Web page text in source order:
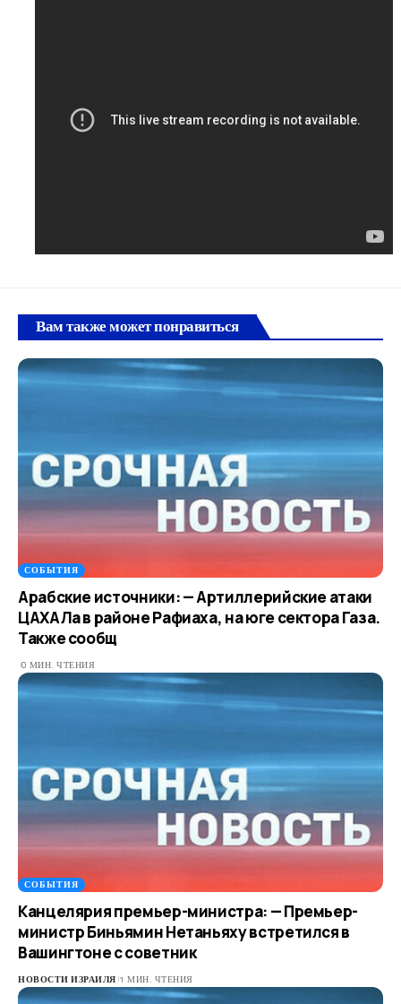
Вам также может понравиться
СОБЫТИЯ
Арабские источники: — Артиллерийские атаки
ЦАХАЛа в районе Рафиаха, на юге сектора Газа.
Также сообщ
0 МИН. ЧТЕНИЯ
СОБЫТИЯ
Канцелярия премьер-министра: — Премьер-
министр Биньямин Нетаньяху встретился в
Вашингтоне с советник
НОВОСТИ ИЗРАИЛЯ 1 МИН. ЧТЕНИЯ